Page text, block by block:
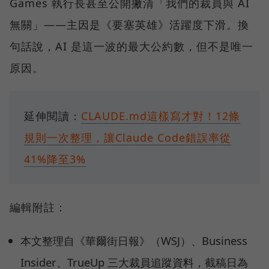
Games 執行長甚至公開撇清「我們的裁員與 AI
無關」——主因是《要塞英雄》活躍度下滑。換
句話說，AI 是這一波的最大公約數，但不是唯一
原因。
延伸閱讀： CLAUDE.md這樣寫才對！12條
規則一次整理，讓Claude Code錯誤率從
41%降至3%
編輯附註：
本文整理自《華爾街日報》（WSJ）、Business
Insider、TrueUp 三大裁員追蹤資料，截稿日為